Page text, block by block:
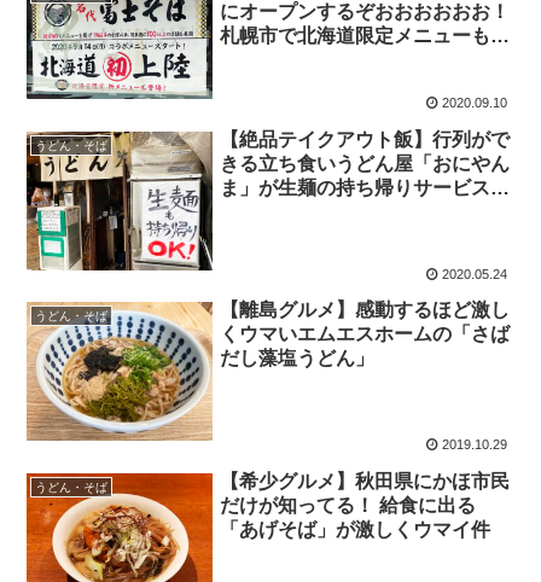
にオープンするぞおおおおおお！
札幌市で北海道限定メニューも食
2020.09.10
うどん・そば
【絶品テイクアウト飯】行列がで
きる立ち食いうどん屋「おにやん
ま」が生麺の持ち帰りサービス開
2020.05.24
うどん・そば
【離島グルメ】感動するほど激し
くウマいエムエスホームの「さば
だし藻塩うどん」
2019.10.29
うどん・そば
【希少グルメ】秋田県にかほ市民
だけが知ってる！ 給食に出る
「あげそば」が激しくウマイ件